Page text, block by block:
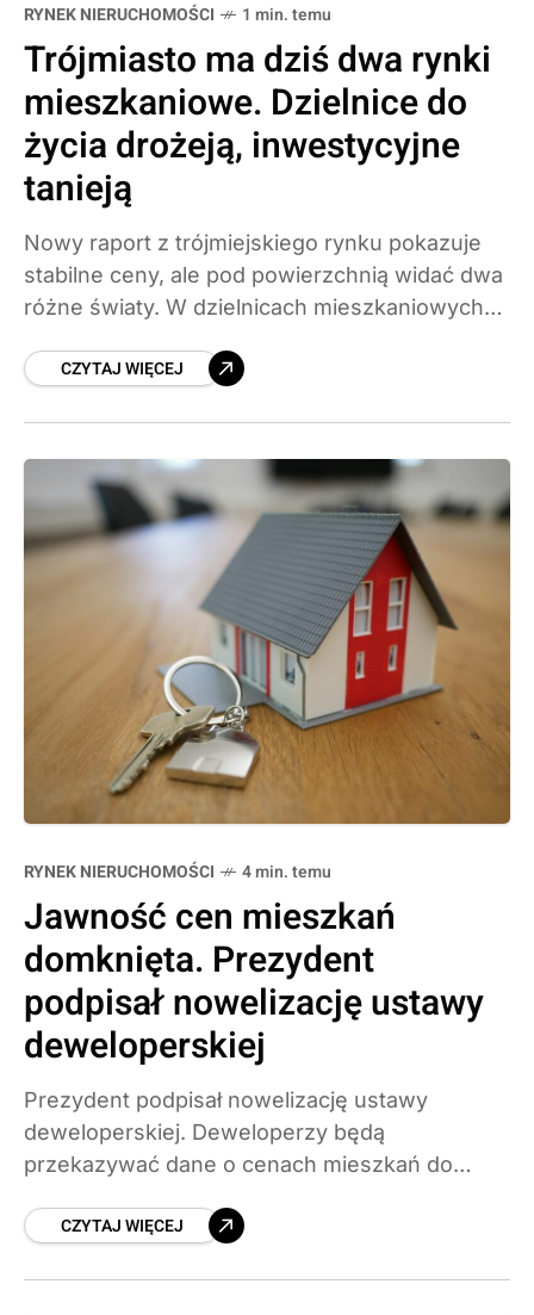
RYNEK NIERUCHOMOŚCI 1 min. temu
Trójmiasto ma dziś dwa rynki
mieszkaniowe. Dzielnice do
życia drożeją, inwestycyjne
tanieją
Nowy raport z trójmiejskiego rynku pokazuje
stabilne ceny, ale pod powierzchnią widać dwa
różne światy. W dzielnicach mieszkaniowych
inwestycyjnych ofert przybywa i stawki
CZYTAJ WIĘCEJ
RYNEK NIERUCHOMOŚCI 4 min. temu
Jawność cen mieszkań
domknięta. Prezydent
podpisał nowelizację ustawy
deweloperskiej
Prezydent podpisał nowelizację ustawy
deweloperskiej. Deweloperzy będą
przekazywać dane o cenach mieszkań do
standardu, co ma wreszcie ułatwić
CZYTAJ WIĘCEJ